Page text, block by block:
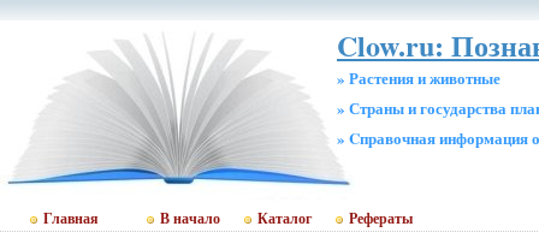
Clow.ru:
» Растения и животные
» Страны и государства
» Cправочная информация
Главная В начало Каталог Рефераты